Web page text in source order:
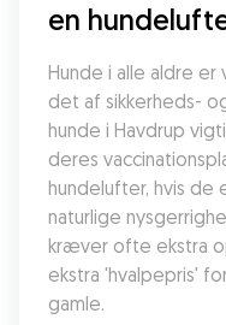
en
Hunde i alle aldre
det af sikkerheds-
hunde i Havdrup
deres
hundelufter, hvis de
naturlige
kræver ofte ekstra
ekstra 'hvalpepris'
gamle.